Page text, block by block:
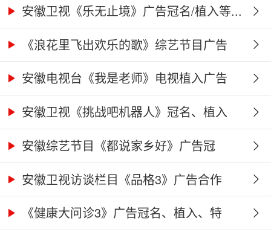
告...安徽卫视《乐无止境》广告冠名/植入等...
《浪花里飞出欢乐的歌》综艺节目广告
冠...安徽电视台《我是老师》电视植入广告
价...安徽卫视《挑战吧机器人》冠名、植入
广...安徽综艺节目《都说家乡好》广告冠
名、...
安徽卫视访谈栏目《品格3》广告合作
权...《健康大问诊3》广告冠名、植入、特